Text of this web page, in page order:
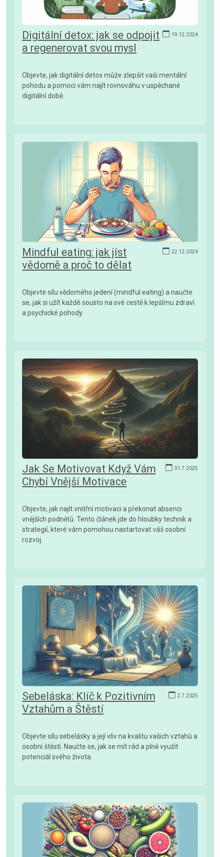
19.12.2024
Digitální detox: jak se odpojit
a regenerovat svou mysl
Objevte, jak digitální detox může zlepšit vaši mentální
pohodu a pomoci vám najít rovnováhu v uspěchané
digitální době.
22.12.2024
Mindful eating: jak jíst
vědomě a proč to dělat
Objevte sílu vědomého jedení (mindful eating) a naučte
se, jak si užít každé sousto na své cestě k lepšímu zdraví
a psychické pohody.
31.7.2025
Jak Se Motivovat Když Vám
Chybí Vnější Motivace
Objevte, jak najít vnitřní motivaci a překonat absenci
vnějších podnětů. Tento článek jde do hloubky technik a
strategií, které vám pomohou nastartovat váš osobní
rozvoj.
2.7.2025
Sebeláska: Klíč k Pozitivním
Vztahům a Štěstí
Objevte sílu sebelásky a její vliv na kvalitu vašich vztahů a
osobní štěstí. Naučte se, jak se mít rád a plně využít
potenciál svého života.